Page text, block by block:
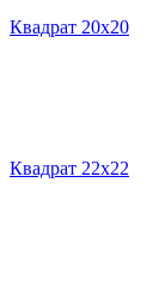
Квадрат 20х20
Квадрат 22х22